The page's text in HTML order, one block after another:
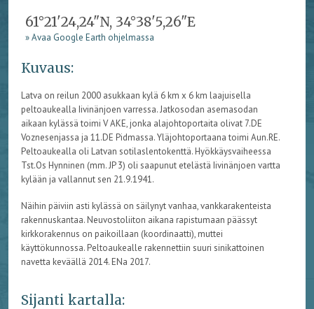
61°21'24,24"N, 34°38'5,26"E
» Avaa Google Earth ohjelmassa
Kuvaus:
Latva on reilun 2000 asukkaan kylä 6 km x 6 km laajuisella
peltoaukealla Iivinänjoen varressa. Jatkosodan asemasodan
aikaan kylässä toimi V AKE, jonka alajohtoportaita olivat 7.DE
Voznesenjassa ja 11.DE Pidmassa. Yläjohtoportaana toimi Aun.RE.
Peltoaukealla oli Latvan sotilaslentokenttä. Hyökkäysvaiheessa
Tst.Os Hynninen (mm. JP 3) oli saapunut etelästä Iivinänjoen vartta
kylään ja vallannut sen 21.9.1941.
Näihin päiviin asti kylässä on säilynyt vanhaa, vankkarakenteista
rakennuskantaa. Neuvostoliiton aikana rapistumaan päässyt
kirkkorakennus on paikoillaan (koordinaatti), muttei
käyttökunnossa. Peltoaukealle rakennettiin suuri sinikattoinen
navetta keväällä 2014. ENa 2017.
Sijanti kartalla: